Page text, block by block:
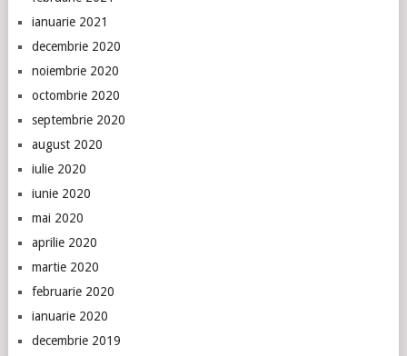
ianuarie 2021
decembrie 2020
noiembrie 2020
octombrie 2020
septembrie 2020
august 2020
iulie 2020
iunie 2020
mai 2020
aprilie 2020
martie 2020
februarie 2020
ianuarie 2020
decembrie 2019